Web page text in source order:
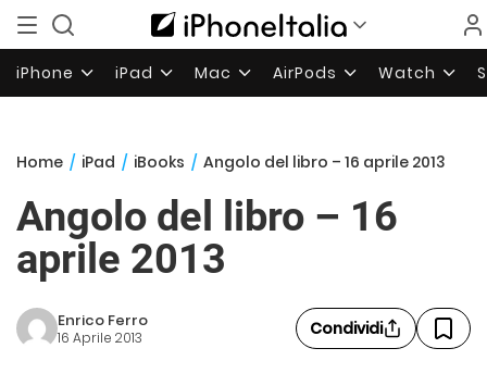
iPhone iPad Mac AirPods Watch
Home / iPad / iBooks / Angolo del libro – 16 aprile 2013
Angolo del libro – 16
aprile 2013
Enrico Ferro
16 Aprile 2013 Condividi